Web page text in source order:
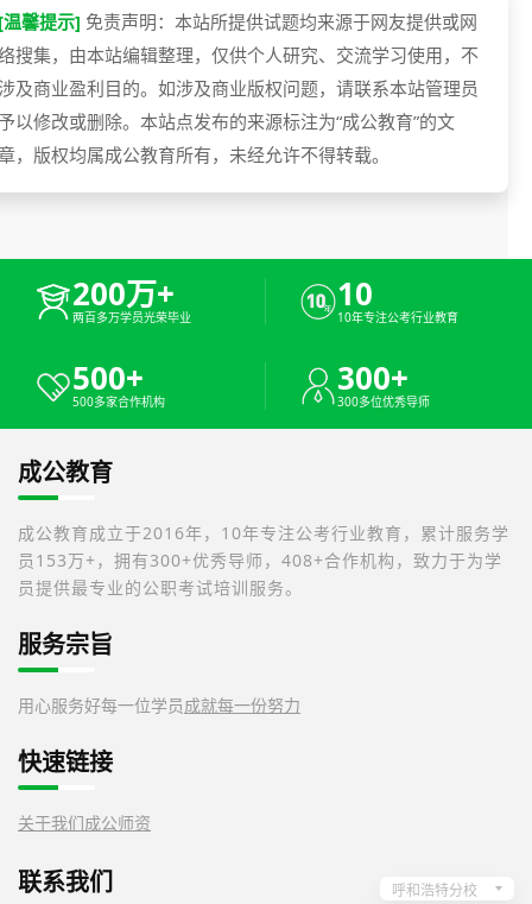
馨提示] 免责声明：本站所提供试题均来源于网友提供或网
搜集，由本站编辑整理，仅供个人研究、交流学习使用，不
及商业盈利目的。如涉及商业版权问题，请联系本站管理员
以修改或删除。本站点发布的来源标注为“成公教育”的文
，版权均属成公教育所有，未经允许不得转载。
200万+
两百多万学员光荣毕业
10
10年专注公考行业教育
500+
500多家合作机构
300+
300多位优秀导师
成公教育
成公教育成立于2016年，10年专注公考行业教育，累计服务学
员153万+，拥有300+优秀导师，408+合作机构，致力于为学
员提供最专业的公职考试培训服务。
服务宗旨
用心服务好每一位学员成就每一份努力
快速链接
关于我们成公师资
联系我们 呼和浩特分校